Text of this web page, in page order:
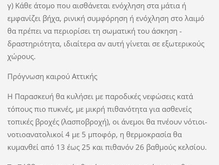
γ) Κάθε άτομο που αισθάνεται ενόχληση στα μάτια ή
εμφανίζει βήχα, ρινική συμφόρηση ή ενόχληση στο λαιμό
θα πρέπει να περιορίσει τη σωματική του άσκηση -
δραστηριότητα, ιδιαίτερα αν αυτή γίνεται σε εξωτερικούς
χώρους.
Πρόγνωση καιρού Αττικής
Η Παρασκευή θα κυλήσει με παροδικές νεφώσεις κατά
τόπους πιο πυκνές, με μικρή πιθανότητα για ασθενείς
τοπικές βροχές (λασποβροχή), οι άνεμοι θα πνέουν νότιοι-
νοτιοανατολικοί 4 με 5 μποφόρ, η θερμοκρασία θα
κυμανθεί από 13 έως 25 και πιθανόν 26 βαθμούς κελσίου.